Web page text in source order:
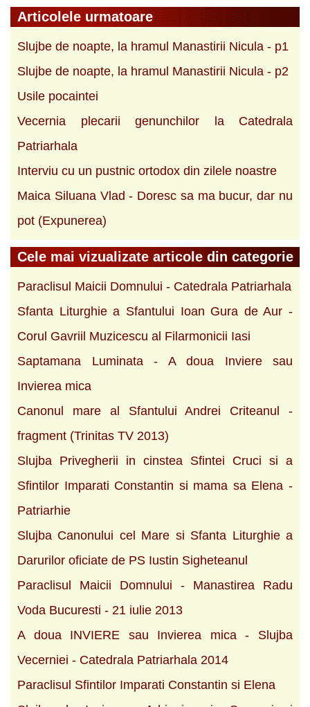
Articolele urmatoare
Slujbe de noapte, la hramul Manastirii Nicula - p1
Slujbe de noapte, la hramul Manastirii Nicula - p2
Usile pocaintei
Vecernia plecarii genunchilor la Catedrala
Patriarhala
Interviu cu un pustnic ortodox din zilele noastre
Maica Siluana Vlad - Doresc sa ma bucur, dar nu
pot (Expunerea)
Cele mai vizualizate articole din categorie
Paraclisul Maicii Domnului - Catedrala Patriarhala
Sfanta Liturghie a Sfantului Ioan Gura de Aur -
Corul Gavriil Muzicescu al Filarmonicii Iasi
Saptamana Luminata - A doua Inviere sau
Invierea mica
Canonul mare al Sfantului Andrei Criteanul -
fragment (Trinitas TV 2013)
Slujba Privegherii in cinstea Sfintei Cruci si a
Sfintilor Imparati Constantin si mama sa Elena -
Patriarhie
Slujba Canonului cel Mare si Sfanta Liturghie a
Darurilor oficiate de PS Iustin Sigheteanul
Paraclisul Maicii Domnului - Manastirea Radu
Voda Bucuresti - 21 iulie 2013
A doua INVIERE sau Invierea mica - Slujba
Vecerniei - Catedrala Patriarhala 2014
Paraclisul Sfintilor Imparati Constantin si Elena